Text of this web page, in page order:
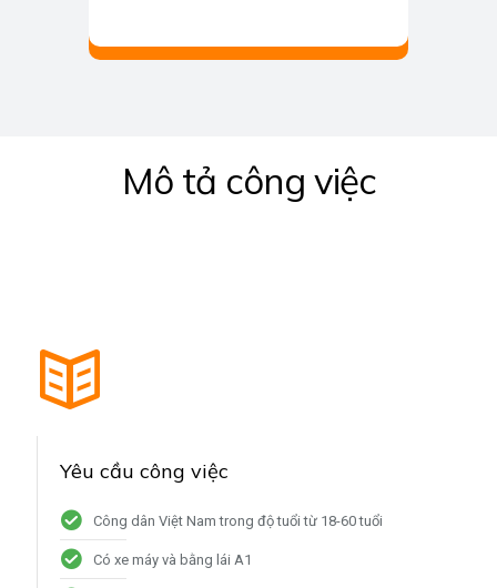
Mô tả công việc
Yêu cầu công việc
Công dân Việt Nam trong độ tuổi từ 18-60 tuổi
Có xe máy và bằng lái A1